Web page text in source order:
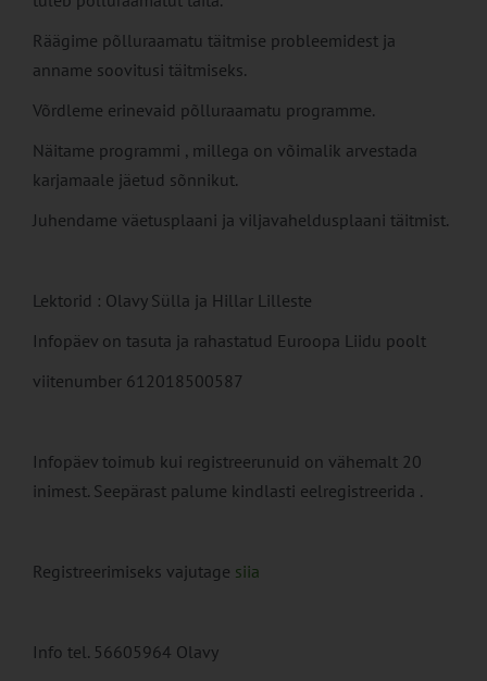
Räägime põlluraamatu täitmise probleemidest ja
anname soovitusi täitmiseks.
Võrdleme erinevaid põlluraamatu programme.
Näitame programmi , millega on võimalik arvestada
karjamaale jäetud sõnnikut.
Juhendame väetusplaani ja viljavaheldusplaani täitmist.
Lektorid : Olavy Sülla ja Hillar Lilleste
Infopäev on tasuta ja rahastatud Euroopa Liidu poolt
viitenumber 612018500587
Infopäev toimub kui registreerunuid on vähemalt 20
inimest. Seepärast palume kindlasti eelregistreerida .
Registreerimiseks vajutage siia
Info tel. 56605964 Olavy